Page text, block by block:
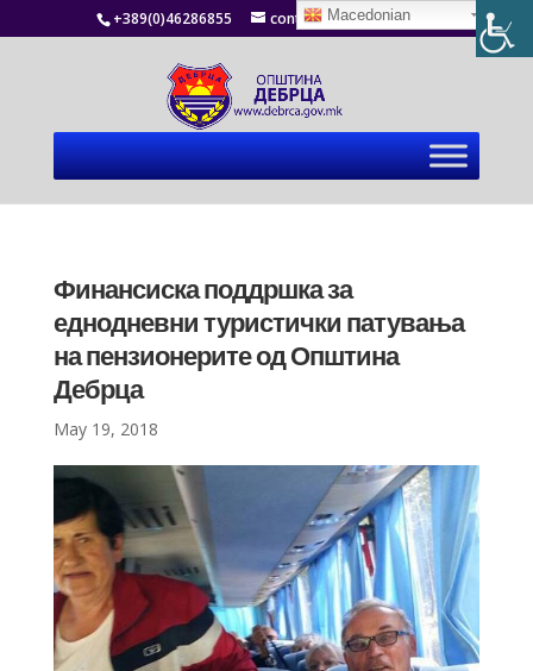
+389(0)46286855 contact@debrca.gov.mk
Финансиска поддршка за
еднодневни туристички патувања
на пензионерите од Општина
Дебрца
May 19, 2018
Macedonian